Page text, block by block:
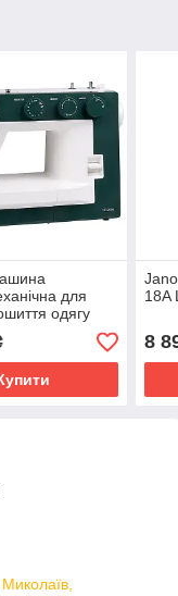
для
одягу
GN
18A
8